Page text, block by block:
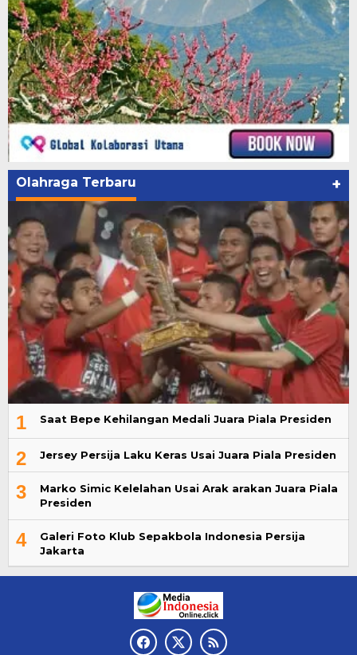
Olahraga Terbaru +
1 Saat Bepe Kehilangan Medali Juara Piala Presiden
2 Jersey Persija Laku Keras Usai Juara Piala Presiden
3
Marko Simic Kelelahan Usai Arak arakan Juara Piala
Presiden
4
Galeri Foto Klub Sepakbola Indonesia Persija
Jakarta